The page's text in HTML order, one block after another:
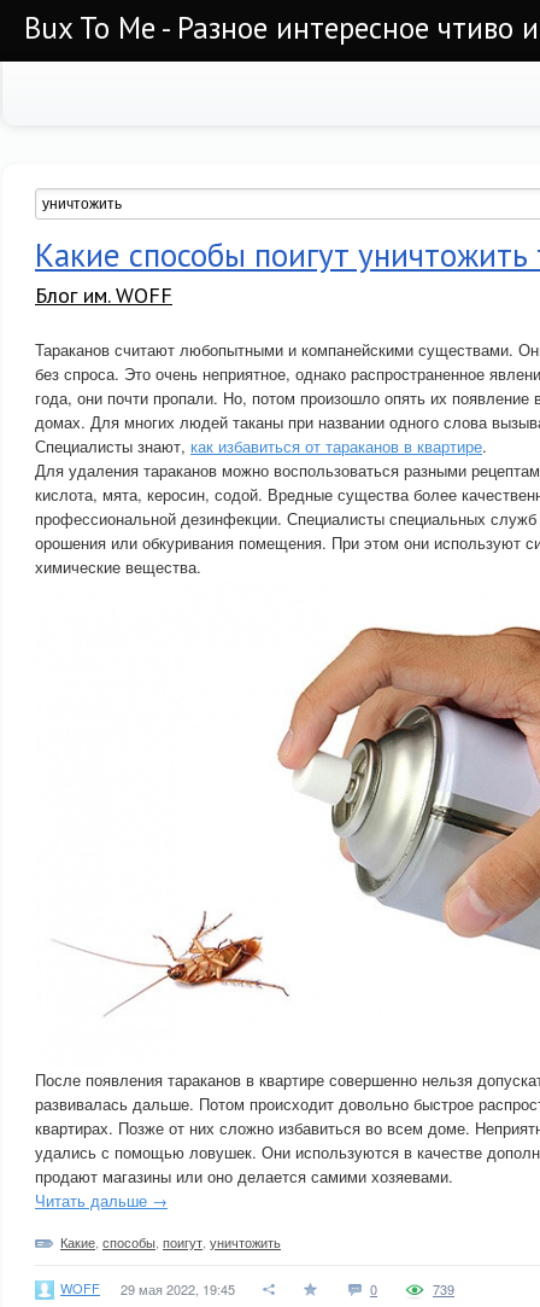
Bux To Me - Разное интересное чтиво
Какие способы поигут уничтожить
Блог им. WOFF
Тараканов считают любопытными и компанейскими существами.
без спроса. Это очень неприятное, однако распространенное
года, они почти пропали. Но, потом произошло опять их появление
домах. Для многих людей таканы при названии одного слова
Специалисты знают, как избавиться от тараканов в квартире.
Для удаления тараканов можно воспользоваться разными
кислота, мята, керосин, содой. Вредные существа более
профессиональной дезинфекции. Специалисты специальных
орошения или обкуривания помещения. При этом они используют
химические вещества.
После появления тараканов в квартире совершенно нельзя
развивалась дальше. Потом происходит довольно быстрое
квартирах. Позже от них сложно избавиться во всем доме.
удались с помощью ловушек. Они используются в качестве
продают магазины или оно делается самими хозяевами.
Читать дальше →
Какие способы поигут уничтожить
WOFF 29 мая 2022, 19:45 0 739